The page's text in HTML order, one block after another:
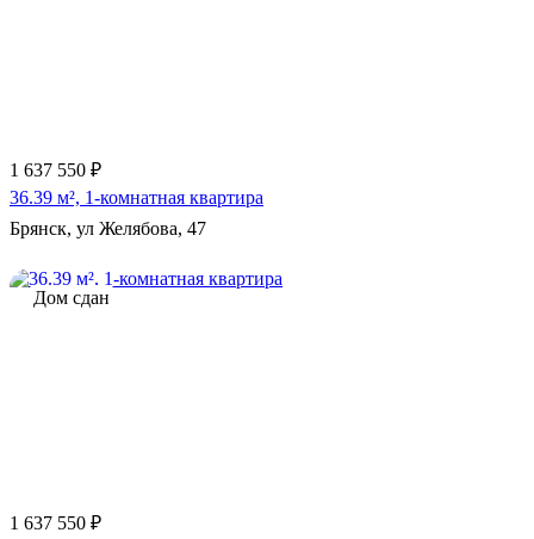
1 637 550 ₽
36.39 м², 1-комнатная квартира
Брянск, ул Желябова, 47
Дом сдан
1 637 550 ₽